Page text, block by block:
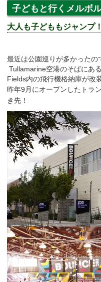
子どもと行くメルボ
大人も子どももジャンプ！
最近は公園巡りが多かったの
Tullamarine空港のそばにあ
Fields内の飛行機格納庫が改
昨年9月にオープンした トラ
き先！